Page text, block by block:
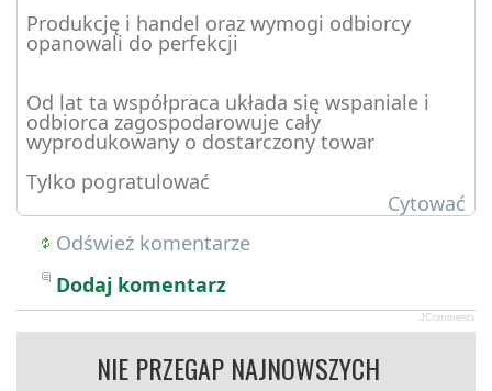
Produkcję i handel oraz wymogi odbiorcy
opanowali do perfekcji
Od lat ta współpraca układa się wspaniale i
odbiorca zagospodarowuje cały
wyprodukowany o dostarczony towar
Tylko pogratulować
Cytować
Odśwież komentarze
Dodaj komentarz
JComments
NIE PRZEGAP NAJNOWSZYCH